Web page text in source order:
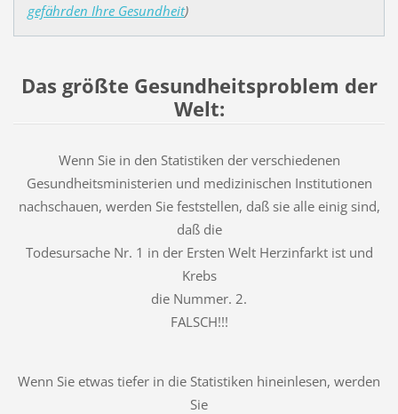
gefährden Ihre Gesundheit)
Das größte Gesundheitsproblem der
Welt:
Wenn Sie in den Statistiken der verschiedenen
Gesundheitsministerien und medizinischen Institutionen
nachschauen, werden Sie feststellen, daß sie alle einig sind,
daß die
Todesursache Nr. 1 in der Ersten Welt Herzinfarkt ist und
Krebs
die Nummer. 2.
FALSCH!!!
Wenn Sie etwas tiefer in die Statistiken hineinlesen, werden
Sie